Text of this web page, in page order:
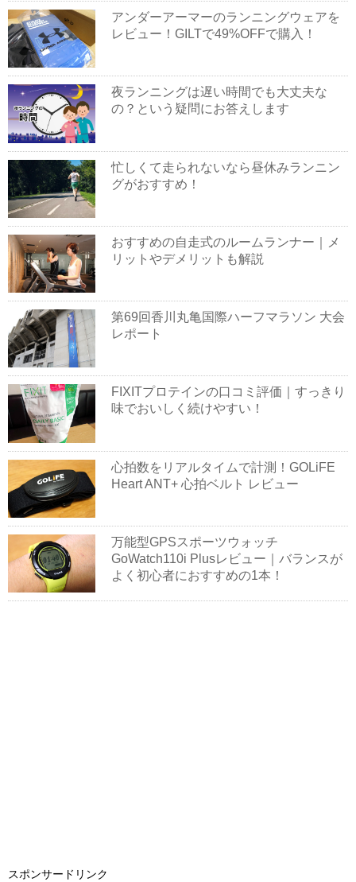
アンダーアーマーのランニングウェアを
レビュー！GILTで49%OFFで購入！
夜ランニングは遅い時間でも大丈夫な
の？という疑問にお答えします
忙しくて走られないなら昼休みランニン
グがおすすめ！
おすすめの自走式のルームランナー｜メ
リットやデメリットも解説
第69回香川丸亀国際ハーフマラソン 大会
レポート
FIXITプロテインの口コミ評価｜すっきり
味でおいしく続けやすい！
心拍数をリアルタイムで計測！GOLiFE
Heart ANT+ 心拍ベルト レビュー
万能型GPSスポーツウォッチ
GoWatch110i Plusレビュー｜バランスが
よく初心者におすすめの1本！
スポンサードリンク